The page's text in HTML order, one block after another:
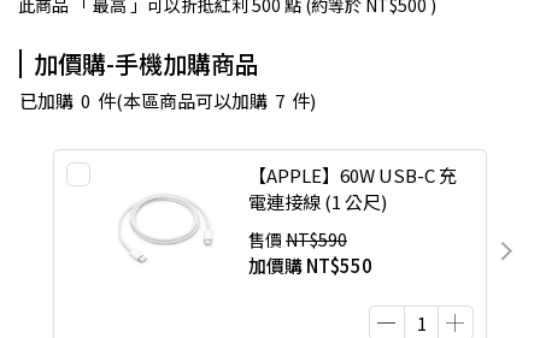
此商品 「 最高 」可以折抵紅利 500 點 (約等於 NT$500 )
加價購-手機加購商品
已加購 0 件(本區商品可以加購 7 件)
【APPLE】60W USB-C 充
電連接線 (1 公尺)
售價 NT$590
加價購NT$550